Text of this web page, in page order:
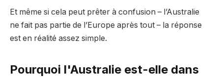
Et même si cela peut prêter à confusion – l’Australie
ne fait pas partie de l’Europe après tout – la réponse
est en réalité assez simple.
Pourquoi l'Australie est-elle dans